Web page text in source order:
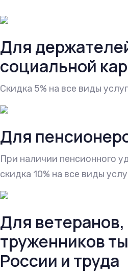
Для
социальной
Скидка 5% на все виды услуг
Для
При наличии пенсионного
скидка 10% на все виды
Для ветеранов,
труженников
России и труда